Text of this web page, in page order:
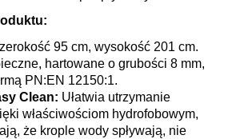
95 cm, wysokość 201 cm.
hartowane o grubości 8 mm,
PN:EN 12150:1.
Clean: Ułatwia utrzymanie
właściwościom hydrofobowym,
że krople wody spływają, nie